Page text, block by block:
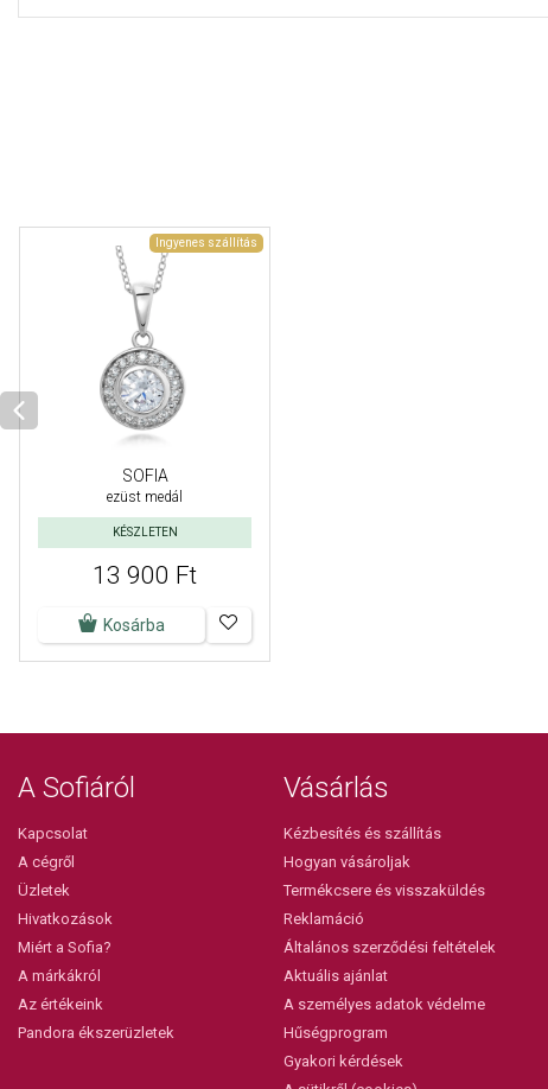
Ingyenes szállítás
SOFIA
ezüst medál
KÉSZLETEN
13 900 Ft
Kosárba
A Sofiáról
Kapcsolat
A cégről
Üzletek
Hivatkozások
Miért a Sofia?
A márkákról
Az értékeink
Pandora ékszerüzletek
Vásárlás
Kézbesítés és szállítás
Hogyan vásároljak
Termékcsere és visszaküldés
Reklamáció
Általános szerződési feltételek
Aktuális ajánlat
A személyes adatok védelme
Hűségprogram
Gyakori kérdések